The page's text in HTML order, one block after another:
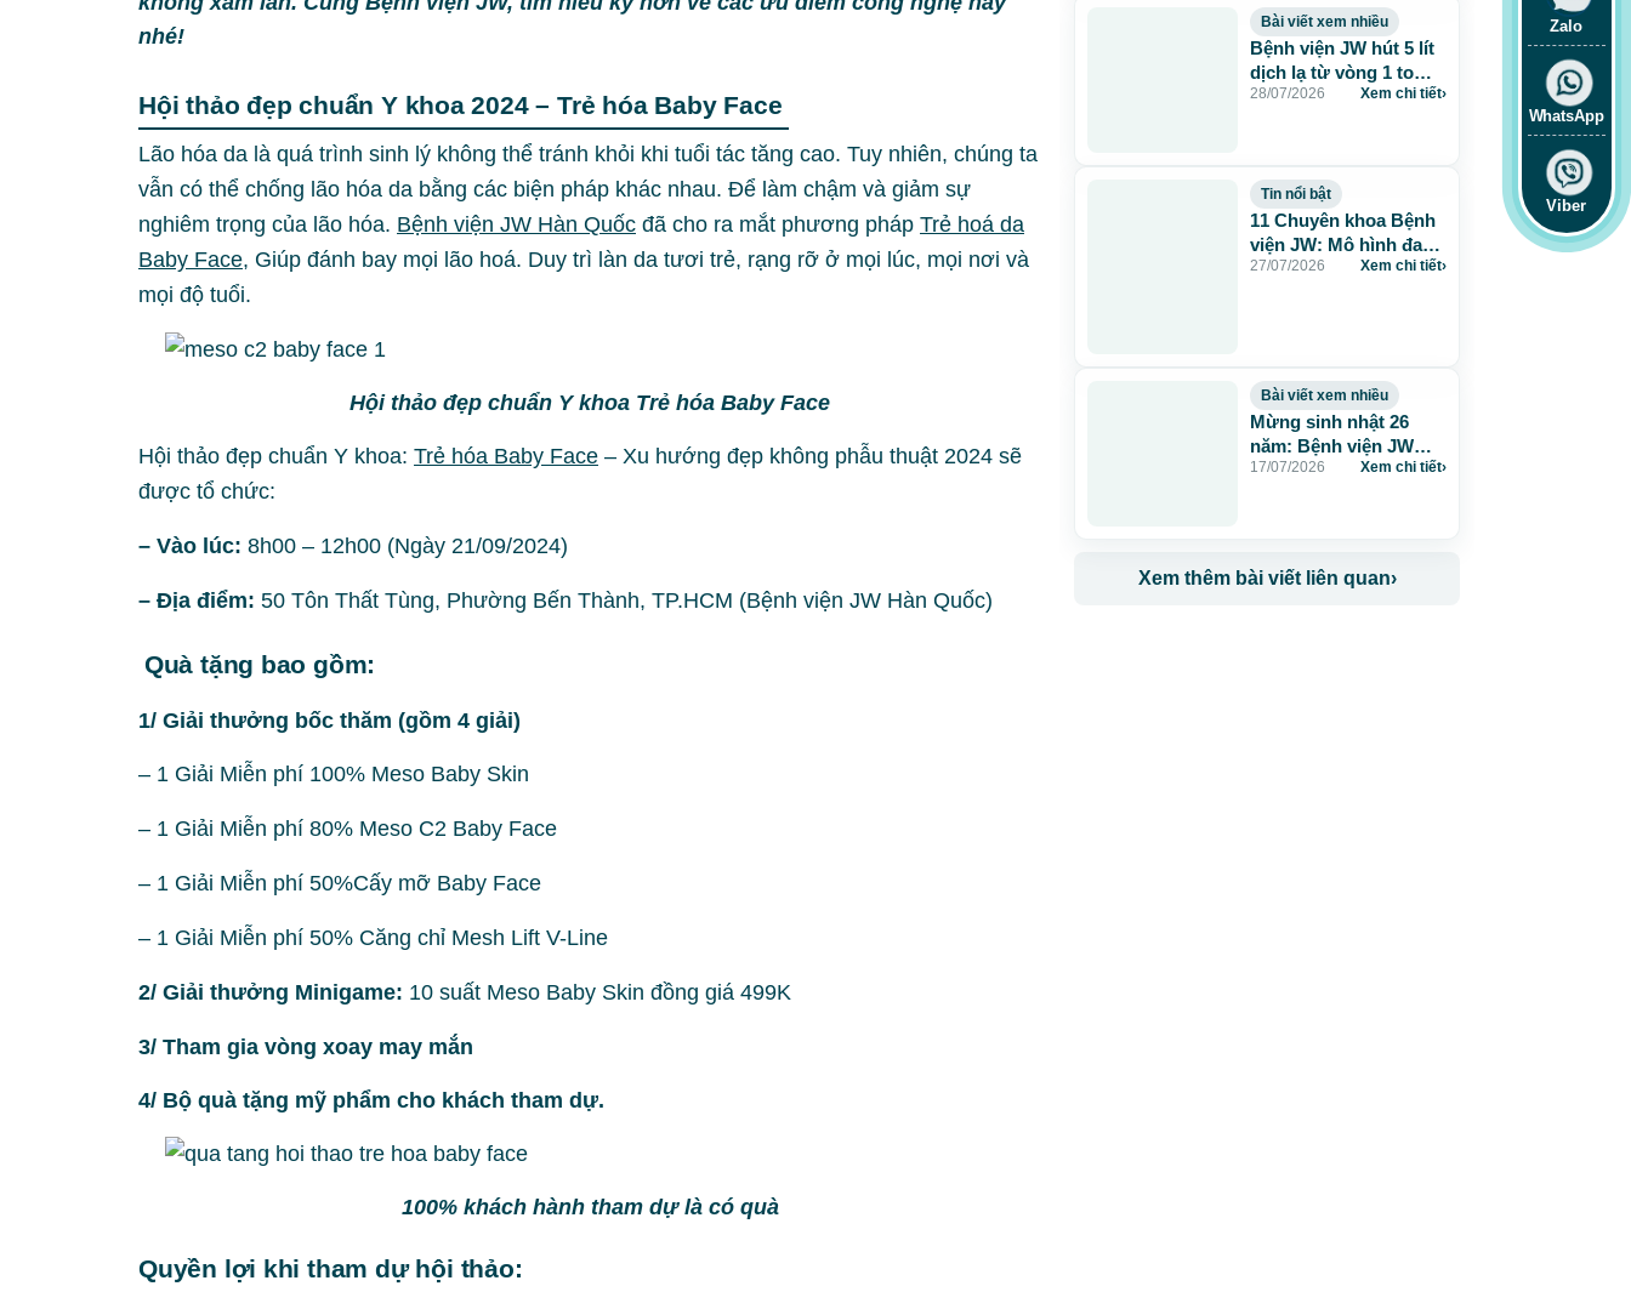
nhé!
Hội thảo đẹp chuẩn Y khoa 2024 – Trẻ hóa Baby Face
Lão hóa da là quá trình sinh lý không thể tránh khỏi khi tuổi tác tăng cao. Tuy nhiên, chúng ta
vẫn có thể chống lão hóa da bằng các biện pháp khác nhau. Để làm chậm và giảm sự
nghiêm trọng của lão hóa. Bệnh viện JW Hàn Quốc đã cho ra mắt phương pháp Trẻ hoá da
Baby Face, Giúp đánh bay mọi lão hoá. Duy trì làn da tươi trẻ, rạng rỡ ở mọi lúc, mọi nơi và
mọi độ tuổi.
Hội thảo đẹp chuẩn Y khoa Trẻ hóa Baby Face
Hội thảo đẹp chuẩn Y khoa: Trẻ hóa Baby Face – Xu hướng đẹp không phẫu thuật 2024 sẽ
được tổ chức:
– Vào lúc: 8h00 – 12h00 (Ngày 21/09/2024)
– Địa điểm: 50 Tôn Thất Tùng, Phường Bến Thành, TP.HCM (Bệnh viện JW Hàn Quốc)
Quà tặng bao gồm:
1/ Giải thưởng bốc thăm (gồm 4 giải)
– 1 Giải Miễn phí 100% Meso Baby Skin
– 1 Giải Miễn phí 80% Meso C2 Baby Face
– 1 Giải Miễn phí 50%Cấy mỡ Baby Face
– 1 Giải Miễn phí 50% Căng chỉ Mesh Lift V-Line
2/ Giải thưởng Minigame: 10 suất Meso Baby Skin đồng giá 499K
3/ Tham gia vòng xoay may mắn
4/ Bộ quà tặng mỹ phẩm cho khách tham dự.
100% khách hành tham dự là có quà
Quyền lợi khi tham dự hội thảo:
Bài viết xem nhiều
Bệnh viện JW hút 5 lít
dịch lạ từ vòng 1 to
115cm do tiêm mỡ
28/07/2026 Xem chi tiết›
Tin nổi bật
11 Chuyên khoa Bệnh
viện JW: Mô hình đa
khoa chuẩn Hàn chăm
27/07/2026 Xem chi tiết›
Bài viết xem nhiều
Mừng sinh nhật 26
năm: Bệnh viện JW
tặng 260 suất thẩm mỹ
17/07/2026 Xem chi tiết›
Xem thêm bài viết liên quan›
Zalo
WhatsApp
Viber